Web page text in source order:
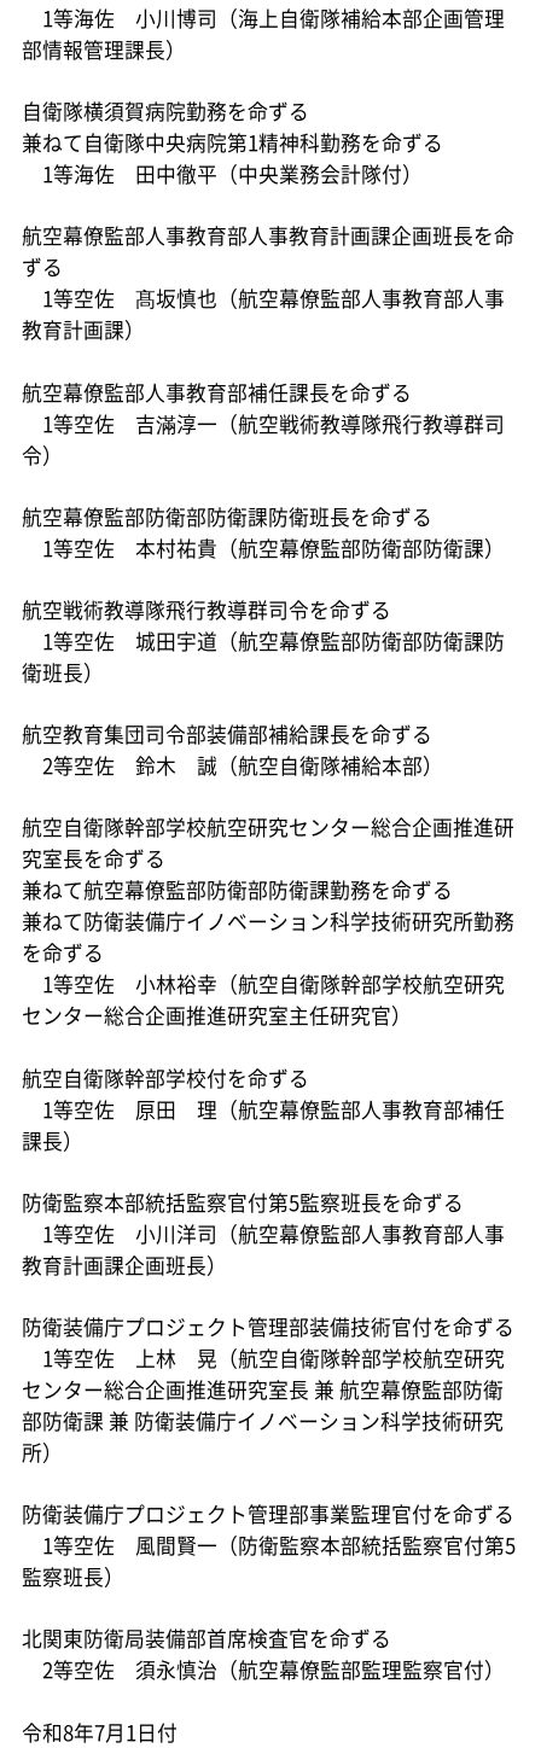
1等海佐 小川博司（海上自衛隊補給本部企画管理
部情報管理課長）
自衛隊横須賀病院勤務を命ずる
兼ねて自衛隊中央病院第1精神科勤務を命ずる
1等海佐 田中徹平（中央業務会計隊付）
航空幕僚監部人事教育部人事教育計画課企画班長を命
ずる
1等空佐 髙坂慎也（航空幕僚監部人事教育部人事
教育計画課）
航空幕僚監部人事教育部補任課長を命ずる
1等空佐 吉滿淳一（航空戦術教導隊飛行教導群司
令）
航空幕僚監部防衛部防衛課防衛班長を命ずる
1等空佐 本村祐貴（航空幕僚監部防衛部防衛課）
航空戦術教導隊飛行教導群司令を命ずる
1等空佐 城田宇道（航空幕僚監部防衛部防衛課防
衛班長）
航空教育集団司令部装備部補給課長を命ずる
2等空佐 鈴木 誠（航空自衛隊補給本部）
航空自衛隊幹部学校航空研究センター総合企画推進研
究室長を命ずる
兼ねて航空幕僚監部防衛部防衛課勤務を命ずる
兼ねて防衛装備庁イノベーション科学技術研究所勤務
を命ずる
1等空佐 小林裕幸（航空自衛隊幹部学校航空研究
センター総合企画推進研究室主任研究官）
航空自衛隊幹部学校付を命ずる
1等空佐 𠩤田 理（航空幕僚監部人事教育部補任
課長）
防衛監察本部統括監察官付第5監察班長を命ずる
1等空佐 小川洋司（航空幕僚監部人事教育部人事
教育計画課企画班長）
防衛装備庁プロジェクト管理部装備技術官付を命ずる
1等空佐 上林 晃（航空自衛隊幹部学校航空研究
センター総合企画推進研究室長 兼 航空幕僚監部防衛
部防衛課 兼 防衛装備庁イノベーション科学技術研究
所）
防衛装備庁プロジェクト管理部事業監理官付を命ずる
1等空佐 風間賢一（防衛監察本部統括監察官付第5
監察班長）
北関東防衛局装備部首席検査官を命ずる
2等空佐 須永慎治（航空幕僚監部監理監察官付）
令和8年7月1日付